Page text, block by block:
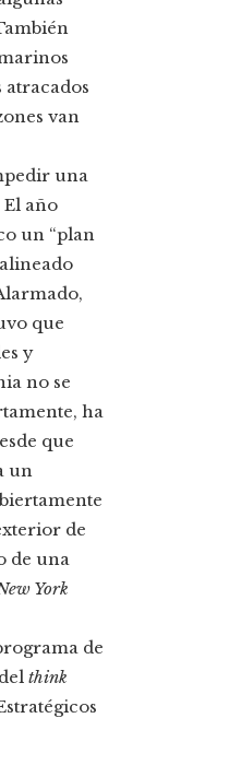
atracados
van
una
año
un “plan
que
y
no se
ha
que
un
de
de una
York
de
think